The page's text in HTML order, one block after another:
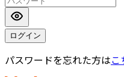
ログイン
パスワードを忘れた方はこ